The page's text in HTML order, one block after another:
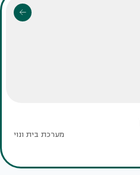
מערכת בית ונוי